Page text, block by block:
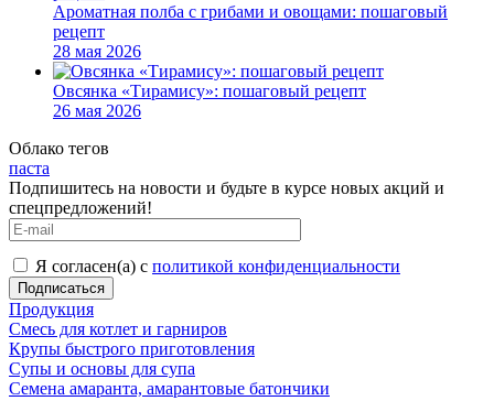
Ароматная полба с грибами и овощами: пошаговый
рецепт
28 мая 2026
Овсянка «Тирамису»: пошаговый рецепт
26 мая 2026
Облако тегов
паста
Подпишитесь на новости и будьте в курсе новых акций и
спецпредложений!
Я согласен(а) с политикой конфиденциальности
Продукция
Смесь для котлет и гарниров
Крупы быстрого приготовления
Супы и основы для супа
Семена амаранта, амарантовые батончики